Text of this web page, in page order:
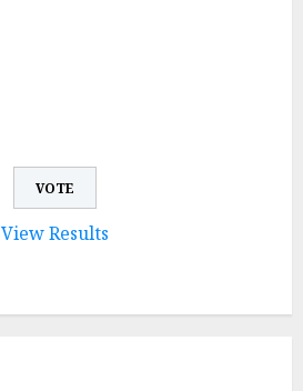
View Results